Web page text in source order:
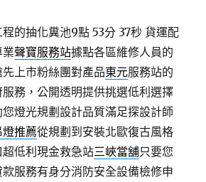
的抽化糞池9點 53分 37秒 貨運配
業聲寶服務站據點各區維修人員的
上市粉絲團對產品東元服務站的
務，公開透明提供挑選低利選擇
燈光規劃設計品質滿足探設計師
燈推薦從規劃到安裝北歐復古風格
低利現金救急站三峽當舖只要您
服務有身分消防安全設備檢修申